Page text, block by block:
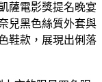
薩電影獎提名晚宴
兒黑色絲質外套與
鞋款，展現出俐落